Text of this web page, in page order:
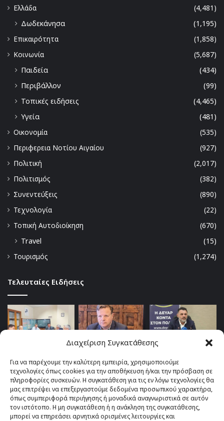
Διαχείριση Συγκατάθεσης
Για να παρέχουμε την καλύτερη εμπειρία, χρησιμοποιούμε
τεχνολογίες όπως cookies για την αποθήκευση ή/και την πρόσβαση σε
πληροφορίες συσκευών. Η συγκατάθεση για τις εν λόγω τεχνολογίες θα
μας επιτρέψει να επεξεργαστούμε δεδομένα προσωπικού χαρακτήρα,
όπως συμπεριφορά περιήγησης ή μοναδικά αναγνωριστικά σε αυτόν
τον ιστότοπο. Η μη συγκατάθεση ή η ανάκληση της συγκατάθεσης,
μπορεί να επηρεάσει αρνητικά ορισμένες λειτουργίες και
Ελλάδα
(4,481)
Δωδεκάνησα
(1,195)
Επικαιρότητα
(1,858)
Κοινωνία
(5,687)
Παιδεία
(434)
Περιβάλλον
(99)
Τοπικές ειδήσεις
(4,465)
Υγεία
(481)
Οικονομία
(535)
Περιφερεια Νοτίου Αιγαίου
(927)
Πολιτική
(2,017)
Πολιτισμός
(382)
Συνεντεύξεις
(890)
Τεχνολογία
(22)
Τοπική Αυτοδιοίκηση
(670)
Travel
(15)
Τουρισμός
(1,274)
Τελευταίες Ειδήσεις